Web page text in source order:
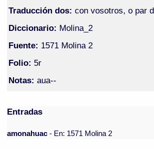
Traducción dos: con vosotros, o par
Diccionario: Molina_2
Fuente: 1571 Molina 2
Folio: 5r
Notas: aua--
Entradas
amonahuac- En: 1571 Molina 2